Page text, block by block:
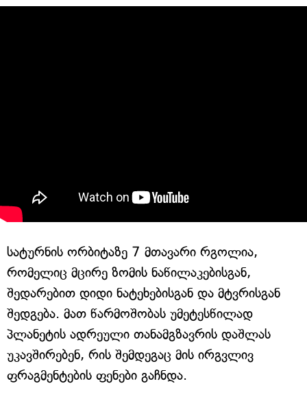
სატურნის ორბიტაზე 7 მთავარი რგოლია,
რომელიც მცირე ზომის ნაწილაკებისგან,
შედარებით დიდი ნატეხებისგან და მტვრისგან
შედგება. მათ წარმოშობას უმეტესწილად
პლანეტის ადრეული თანამგზავრის დაშლას
უკავშირებენ, რის შემდეგაც მის ირგვლივ
ფრაგმენტების ფენები გაჩნდა.